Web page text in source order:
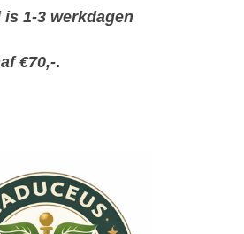
1-3 werkdagen
€70,-.